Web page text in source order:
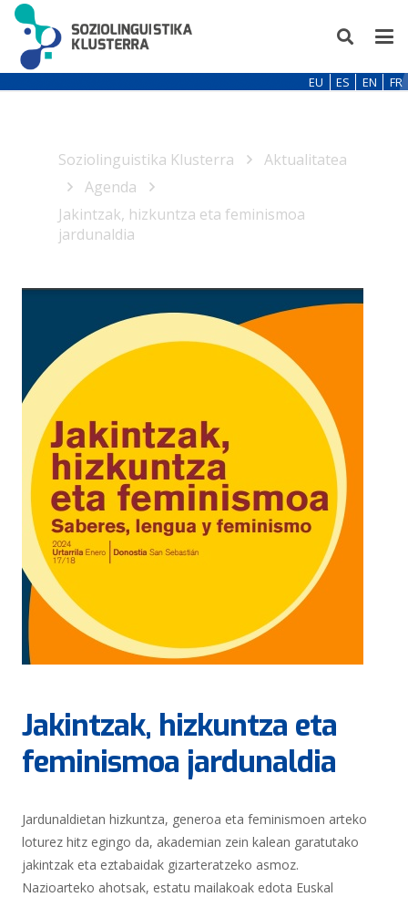
EU ES EN FR
Soziolinguistika Klusterra
Aktualitatea
Agenda
Jakintzak, hizkuntza eta feminismoa
jardunaldia
Jakintzak, hizkuntza eta
feminismoa jardunaldia
Jardunaldietan hizkuntza, generoa eta feminismoen arteko
loturez hitz egingo da, akademian zein kalean garatutako
jakintzak eta eztabaidak gizarteratzeko asmoz.
Nazioarteko ahotsak, estatu mailakoak edota Euskal